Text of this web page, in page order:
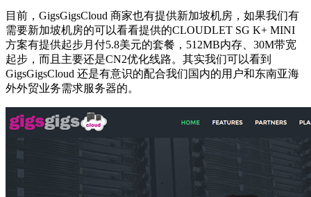
目前，GigsGigsCloud 商家也有提供新加坡机房，如果我们有
需要新加坡机房的可以看看提供的CLOUDLET SG K+ MINI
方案有提供起步月付5.8美元的套餐，512MB内存、30M带宽
起步，而且主要还是CN2优化线路。其实我们可以看到
GigsGigsCloud 还是有意识的配合我们国内的用户和东南亚海
外外贸业务需求服务器的。